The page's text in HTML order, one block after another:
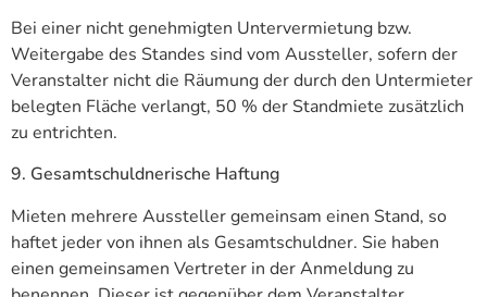
Bei einer nicht genehmigten Untervermietung bzw.
Weitergabe des Standes sind vom Aussteller, sofern der
Veranstalter nicht die Räumung der durch den Untermieter
belegten Fläche verlangt, 50 % der Standmiete zusätzlich
zu entrichten.
9. Gesamtschuldnerische Haftung
Mieten mehrere Aussteller gemeinsam einen Stand, so
haftet jeder von ihnen als Gesamtschuldner. Sie haben
einen gemeinsamen Vertreter in der Anmeldung zu